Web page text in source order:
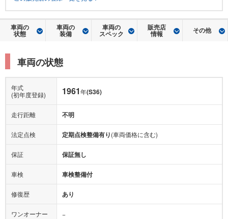
車両の
状態
車両の
装備
車両の
スペック
販売店
情報 その他
車両の状態
年式
(初年度登録)
1961年(S36)
走行距離 不明
法定点検 定期点検整備有り(車両価格に含む)
保証 保証無し
車検 車検整備付
修復歴 あり
ワンオーナー −